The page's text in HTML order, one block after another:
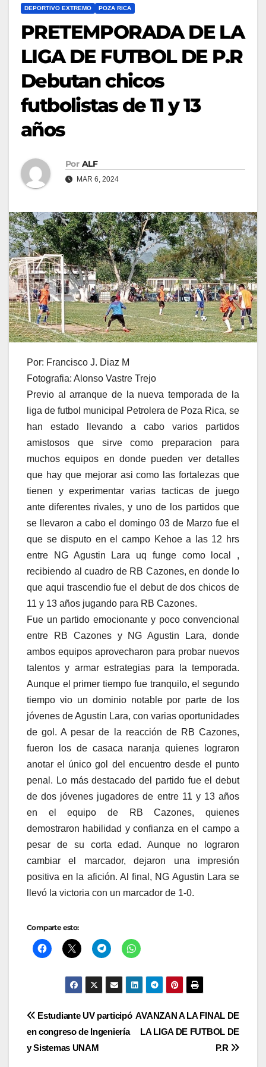
DEPORTIVO EXTREMO POZA RICA
PRETEMPORADA DE LA
LIGA DE FUTBOL DE P.R
Debutan chicos
futbolistas de 11 y 13
años
Por ALF
MAR 6, 2024
Por: Francisco J. Diaz M
Fotografia: Alonso Vastre Trejo
Previo al arranque de la nueva temporada de la
liga de futbol municipal Petrolera de Poza Rica, se
han estado llevando a cabo varios partidos
amistosos que sirve como preparacion para
muchos equipos en donde pueden ver detalles
que hay que mejorar asi como las fortalezas que
tienen y experimentar varias tacticas de juego
ante diferentes rivales, y uno de los partidos que
se llevaron a cabo el domingo 03 de Marzo fue el
que se disputo en el campo Kehoe a las 12 hrs
entre NG Agustin Lara uq funge como local ,
recibiendo al cuadro de RB Cazones, en donde lo
que aqui trascendio fue el debut de dos chicos de
11 y 13 años jugando para RB Cazones.
Fue un partido emocionante y poco convencional
entre RB Cazones y NG Agustin Lara, donde
ambos equipos aprovecharon para probar nuevos
talentos y armar estrategias para la temporada.
Aunque el primer tiempo fue tranquilo, el segundo
tiempo vio un dominio notable por parte de los
jóvenes de Agustin Lara, con varias oportunidades
de gol. A pesar de la reacción de RB Cazones,
fueron los de casaca naranja quienes lograron
anotar el único gol del encuentro desde el punto
penal. Lo más destacado del partido fue el debut
de dos jóvenes jugadores de entre 11 y 13 años
en el equipo de RB Cazones, quienes
demostraron habilidad y confianza en el campo a
pesar de su corta edad. Aunque no lograron
cambiar el marcador, dejaron una impresión
positiva en la afición. Al final, NG Agustin Lara se
llevó la victoria con un marcador de 1-0.
Comparte esto:
Navegación
de
AVANZAN A LA FINAL DE
LA LIGA DE FUTBOL DE
P.R
Estudiante UV participó
en congreso de Ingeniería
y Sistemas UNAM